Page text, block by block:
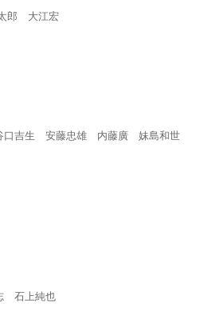
郎 大江宏
吉生 安藤忠雄 内藤廣 妹島和世
石上純也